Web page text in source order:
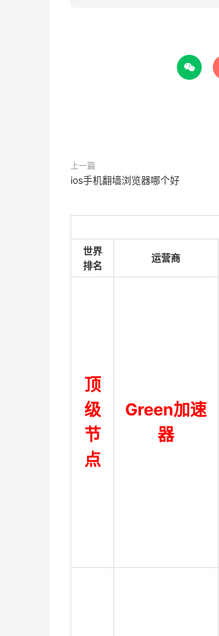

上一篇
ios手机翻墙浏览器哪个好
世界
排名
运营商
顶
级
节
点
Green加速
器